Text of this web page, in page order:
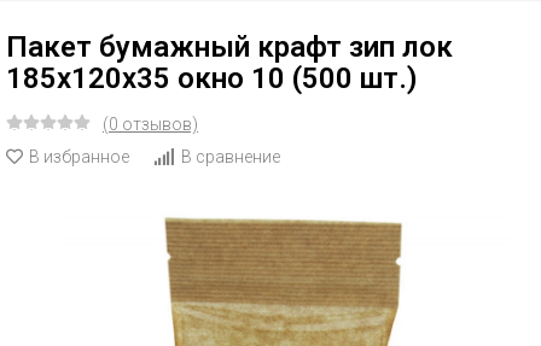
Пакет бумажный крафт зип лок
185х120х35 окно 10 (500 шт.)
(0 отзывов)
В избранное
В сравнение